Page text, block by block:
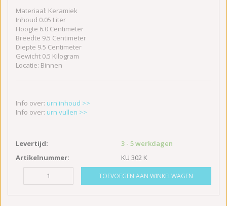
Materiaal: Keramiek
Inhoud 0.05 Liter
Hoogte 6.0 Centimeter
Breedte 9.5 Centimeter
Diepte 9.5 Centimeter
Gewicht 0.5 Kilogram
Locatie: Binnen
Info over: urn inhoud >>
Info over: urn vullen >>
Levertijd:
3 - 5 werkdagen
Artikelnummer:
KU 302 K
TOEVOEGEN AAN WINKELWAGEN